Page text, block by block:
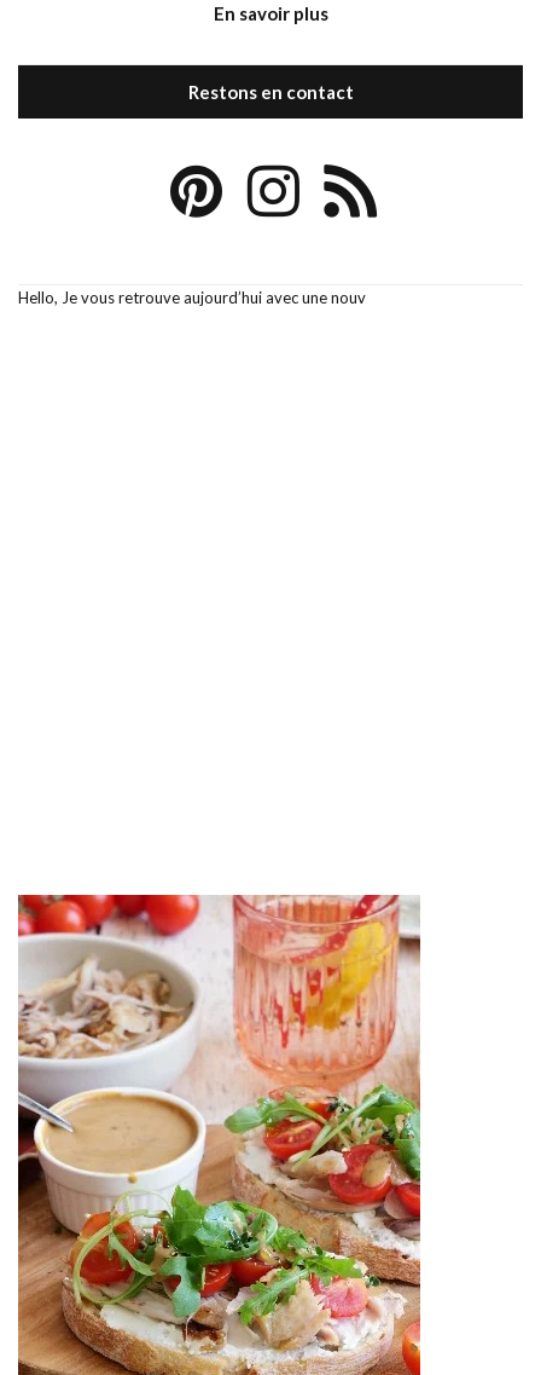
En savoir plus
Restons en contact
Hello, Je vous retrouve aujourd’hui avec une nouv